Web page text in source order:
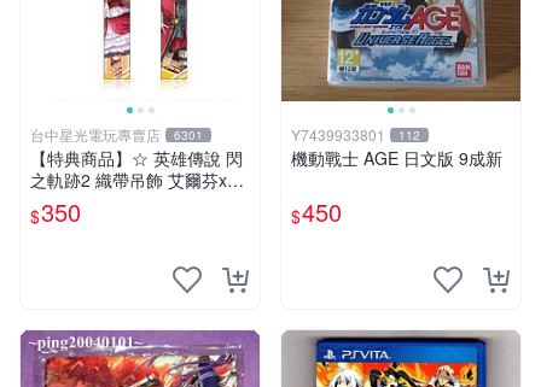
台中星光電玩專賣店 6301
【特典商品】☆ 英雄傳說 閃
之軌跡2 織帶吊飾 艾爾芬x奧
利巴特 ☆【官方授權商品】
台中星光電玩
$350
Y7439933801 112
機動戰士 AGE 日文版 9成新
$450